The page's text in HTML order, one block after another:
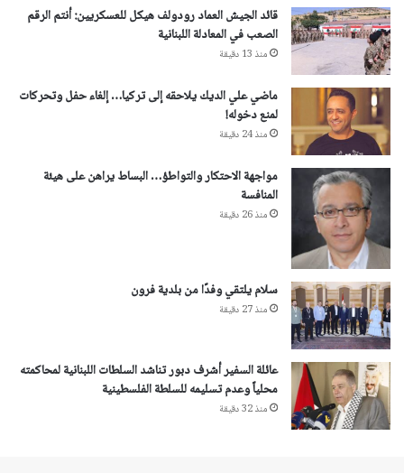
‏قائد الجيش العماد رودولف هيكل للعسكريين: أنتم الرقم
الصعب في المعادلة اللبنانية
منذ 13 دقيقة
ماضي علي الديك يلاحقه إلى تركيا… إلغاء حفل وتحركات
لمنع دخوله!
منذ 24 دقيقة
مواجهة الاحتكار والتواطؤ… البساط يراهن على هيئة
المنافسة
منذ 26 دقيقة
سلام يلتقي وفدًا من بلدية فرون
منذ 27 دقيقة
عائلة السفير أشرف دبور تناشد السلطات اللبنانية لمحاكمته
محلياً وعدم تسليمه للسلطة الفلسطينية
منذ 32 دقيقة